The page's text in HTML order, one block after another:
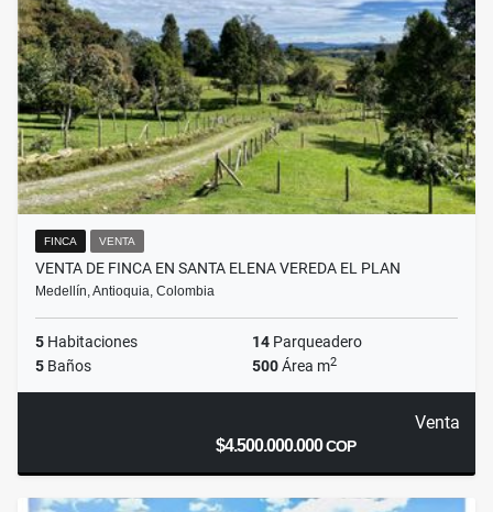
FINCA VENTA
VENTA DE FINCA EN SANTA ELENA VEREDA EL PLAN
Medellín, Antioquia, Colombia
5 Habitaciones 14 Parqueadero
5 Baños 500Área m2
Venta
$4.500.000.000COP